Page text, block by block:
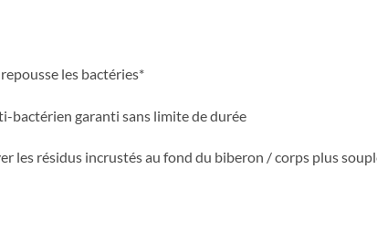
les bactéries*
bactérien garanti sans limite de durée
les résidus incrustés au fond du biberon / corps plus